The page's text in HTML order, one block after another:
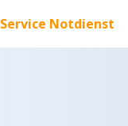
Notdienst